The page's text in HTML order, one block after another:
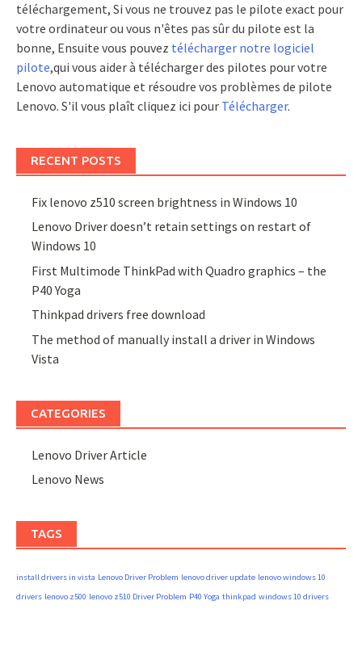
téléchargement, Si vous ne trouvez pas le pilote exact pour
votre ordinateur ou vous n'êtes pas sûr du pilote est la
bonne, Ensuite vous pouvez télécharger notre logiciel
pilote,qui vous aider à télécharger des pilotes pour votre
Lenovo automatique et résoudre vos problèmes de pilote
Lenovo. S'il vous plaît cliquez ici pour Télécharger.
RECENT POSTS
Fix lenovo z510 screen brightness in Windows 10
Lenovo Driver doesn’t retain settings on restart of
Windows 10
First Multimode ThinkPad with Quadro graphics – the
P40 Yoga
Thinkpad drivers free download
The method of manually install a driver in Windows
Vista
CATEGORIES
Lenovo Driver Article
Lenovo News
TAGS
install drivers in vista Lenovo Driver Problem lenovo driver update lenovo windows 10
drivers lenovo z500 lenovo z510 Driver Problem P40 Yoga thinkpad windows 10 drivers